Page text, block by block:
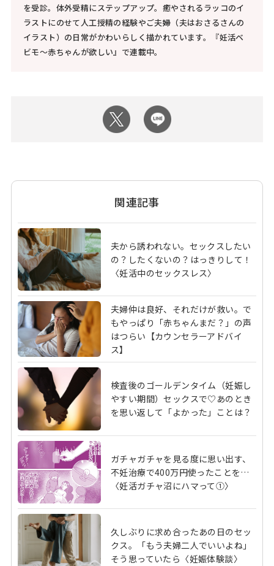
を受診。体外受精にステップアップ。癒やされるラッコのイ
ラストにのせて人工授精の経験やご夫婦（夫はおさるさんの
イラスト）の日常がかわいらしく描かれています。『妊活ベ
ビモ～赤ちゃんが欲しい』で連載中。
関連記事
夫から誘われない。セックスしたい
の？したくないの？はっきりして！
〈妊活中のセックスレス〉
夫婦仲は良好、それだけが救い。で
もやっぱり「赤ちゃんまだ？」の声
はつらい【カウンセラーアドバイ
ス】
検査後のゴールデンタイム（妊娠し
やすい期間）セックスで♡あのとき
を思い返して「よかった」ことは？
ガチャガチャを見る度に思い出す、
不妊治療で400万円使ったことを…
〈妊活ガチャ沼にハマって①〉
久しぶりに求め合ったあの日のセッ
クス。「もう夫婦二人でいいよね」
そう思っていたら〈妊娠体験談〉